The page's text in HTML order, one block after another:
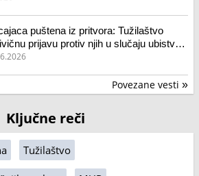
puštena iz pritvora: Tužilaštvo
prijavu protiv njih u slučaju ubistva
Povezane vesti »
Ključne reči
Tužilaštvo